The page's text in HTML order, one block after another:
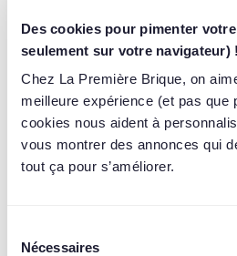
Des cookies pour pimenter
seulement sur votre navigateur)
Chez La Première Brique, on
meilleure expérience (et pas que
cookies nous aident à
vous montrer des annonces qui
tout ça pour s’améliorer.
Nécessaires
Rendement
12,00% / ansur 16 mois
In-fine
Garantie
Hypothèque de 1er rang